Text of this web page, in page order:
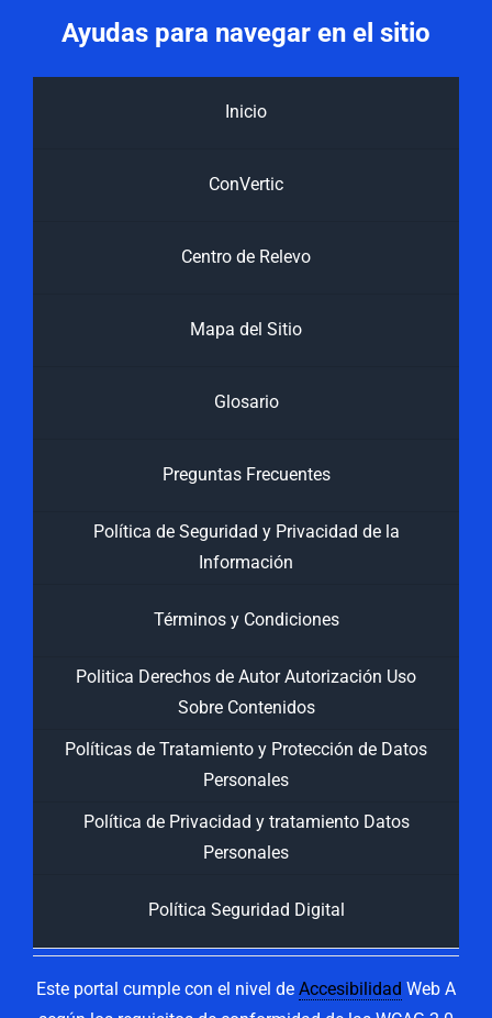
Ayudas para navegar en el sitio
Inicio
ConVertic
Centro de Relevo
Mapa del Sitio
Glosario
Preguntas Frecuentes
Política de Seguridad y Privacidad de la
Información
Términos y Condiciones
Politica Derechos de Autor Autorización Uso
Sobre Contenidos
Políticas de Tratamiento y Protección de Datos
Personales
Política de Privacidad y tratamiento Datos
Personales
Política Seguridad Digital
Este portal cumple con el nivel de Accesibilidad Web A